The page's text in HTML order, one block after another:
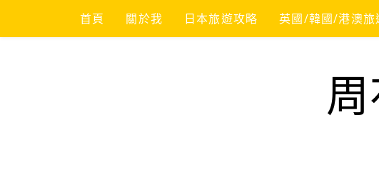
content
首頁 關於我 日本旅遊攻略 英國/韓國/港澳旅